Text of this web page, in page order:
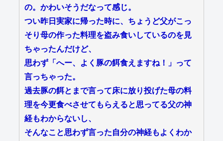
の。かわいそうだなって感じ。
つい昨日実家に帰った時に、ちょうど父がこっ
そり母の作った料理を盗み食いしているのを見
ちゃったんだけど、
思わず「へー、よく豚の餌食えますね！」って
言っちゃった。
過去豚の餌とまで言って床に放り投げた母の料
理を今更食べさせてもらえると思ってる父の神
経もわからないし、
そんなこと思わず言った自分の神経もよくわか